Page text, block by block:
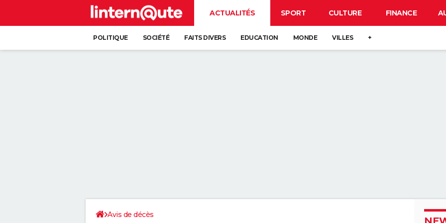
ACTUALITÉS SPORT CULTURE FINANCE
POLITIQUE SOCIÉTÉ FAITS DIVERS EDUCATION MONDE VILLES +
Avis de décès